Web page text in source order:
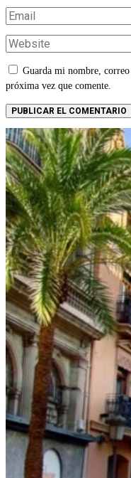
Guarda mi nombre,
próxima vez que comente.